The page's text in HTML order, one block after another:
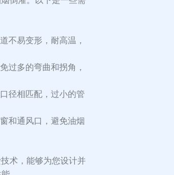
不易变形，耐高温，
过多的弯曲和拐角，
径相匹配，过小的管
和通风口，避免油烟
术，能够为您设计并